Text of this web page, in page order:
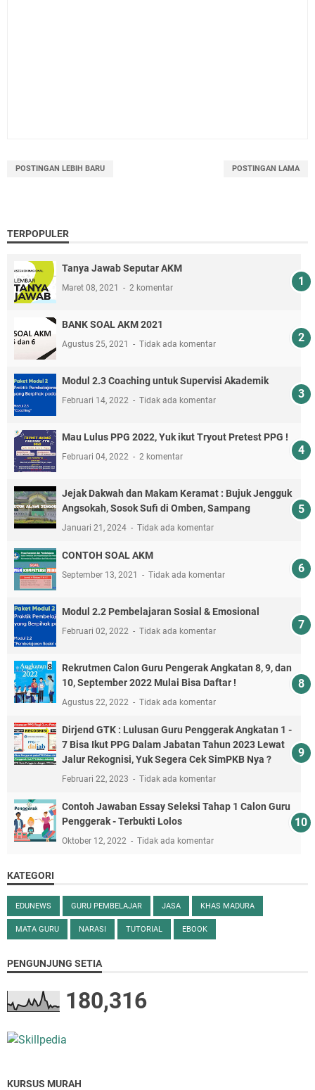
POSTINGAN LEBIH BARU POSTINGAN LAMA
TERPOPULER
Tanya Jawab Seputar AKM
Maret 08, 2021 2 komentar
BANK SOAL AKM 2021
Agustus 25, 2021 Tidak ada komentar
Modul 2.3 Coaching untuk Supervisi Akademik
Februari 14, 2022 Tidak ada komentar
Mau Lulus PPG 2022, Yuk ikut Tryout Pretest PPG !
Februari 04, 2022 2 komentar
Jejak Dakwah dan Makam Keramat : Bujuk Jengguk
Angsokah, Sosok Sufi di Omben, Sampang
Januari 21, 2024 Tidak ada komentar
CONTOH SOAL AKM
September 13, 2021 Tidak ada komentar
Modul 2.2 Pembelajaran Sosial & Emosional
Februari 02, 2022 Tidak ada komentar
Rekrutmen Calon Guru Pengerak Angkatan 8, 9, dan
10, September 2022 Mulai Bisa Daftar !
Agustus 22, 2022 Tidak ada komentar
Dirjend GTK : Lulusan Guru Penggerak Angkatan 1 -
7 Bisa Ikut PPG Dalam Jabatan Tahun 2023 Lewat
Jalur Rekognisi, Yuk Segera Cek SimPKB Nya ?
Februari 22, 2023 Tidak ada komentar
Contoh Jawaban Essay Seleksi Tahap 1 Calon Guru
Penggerak - Terbukti Lolos
Oktober 12, 2022 Tidak ada komentar
KATEGORI
EDUNEWS GURU PEMBELAJAR JASA KHAS MADURA
MATA GURU NARASI TUTORIAL EBOOK
PENGUNJUNG SETIA
180,316
KURSUS MURAH